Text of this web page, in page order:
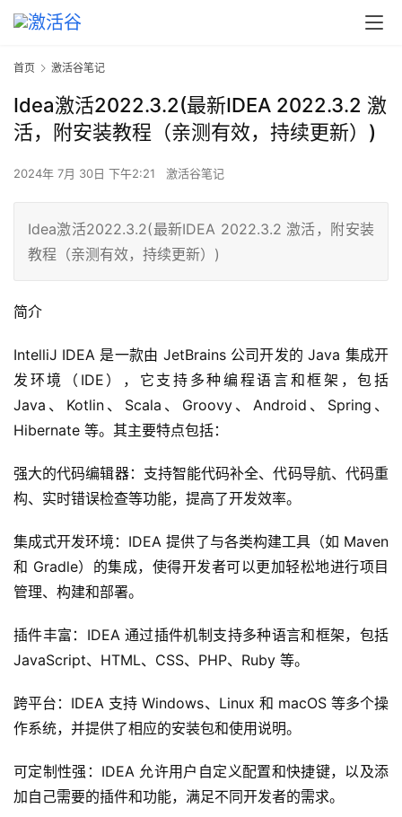
首页 激活谷笔记
Idea激活2022.3.2(最新IDEA 2022.3.2 激
活，附安装教程（亲测有效，持续更新）)
2024年 7月 30日 下午2:21 激活谷笔记
Idea激活2022.3.2(最新IDEA 2022.3.2 激活，附安装
教程（亲测有效，持续更新）)
简介
IntelliJ IDEA 是一款由 JetBrains 公司开发的 Java 集成开
发环境（IDE），它支持多种编程语言和框架，包括
Java、Kotlin、Scala、Groovy、Android、Spring、
Hibernate 等。其主要特点包括：
强大的代码编辑器：支持智能代码补全、代码导航、代码重
构、实时错误检查等功能，提高了开发效率。
集成式开发环境：IDEA 提供了与各类构建工具（如 Maven
和 Gradle）的集成，使得开发者可以更加轻松地进行项目
管理、构建和部署。
插件丰富：IDEA 通过插件机制支持多种语言和框架，包括
JavaScript、HTML、CSS、PHP、Ruby 等。
跨平台：IDEA 支持 Windows、Linux 和 macOS 等多个操
作系统，并提供了相应的安装包和使用说明。
可定制性强：IDEA 允许用户自定义配置和快捷键，以及添
加自己需要的插件和功能，满足不同开发者的需求。